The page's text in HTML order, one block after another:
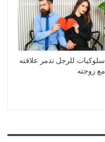
سلوكيات للرجل تدمر علاقته
مع زوجته